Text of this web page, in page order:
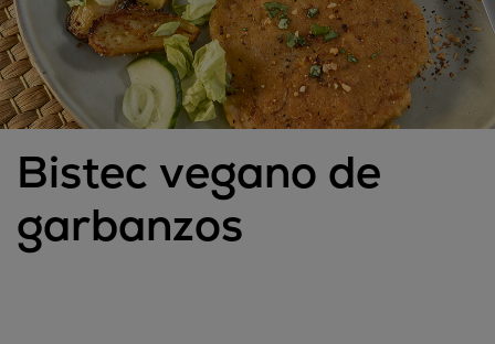
Bistec vegano de
garbanzos